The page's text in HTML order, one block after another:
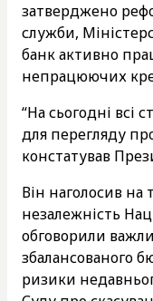
затверджено
служби,
банк активно
непрацюючих
“На сьогодні всі
для перегляду
констатував
Він наголосив
незалежність
обговорили
збалансованого
ризики